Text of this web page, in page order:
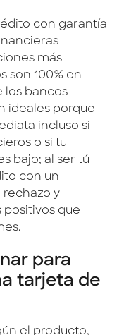
con garantía
más
son 100% en
los bancos
ideales porque
incluso si
o si tu
bajo; al ser tú
con un
rechazo y
que
para
tarjeta de
el producto,